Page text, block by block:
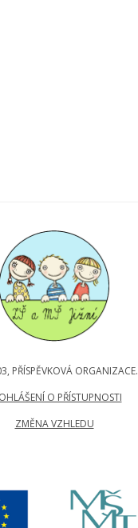
PŘÍSPĚVKOVÁ ORGANIZACE.
O PŘÍSTUPNOSTI
ZMĚNA VZHLEDU